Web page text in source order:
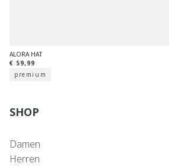
ALORA HAT
€ 59,99
premium
SHOP
Damen
Herren